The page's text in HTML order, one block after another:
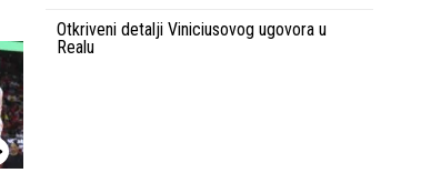
Otkriveni detalji Viniciusovog ugovora u
Realu